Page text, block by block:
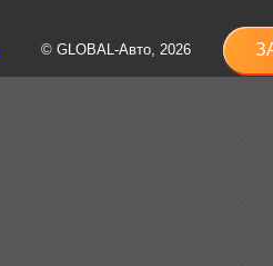
© GLOBAL-Авто, 2026